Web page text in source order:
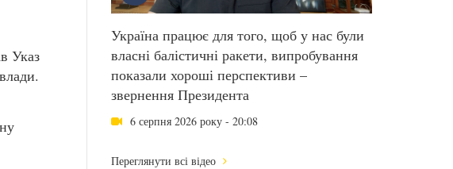
Україна працює для того, щоб у нас були
власні балістичні ракети, випробування
показали хороші перспективи –
звернення Президента
6 серпня 2026 року - 20:08
Переглянути всі відео
Указ